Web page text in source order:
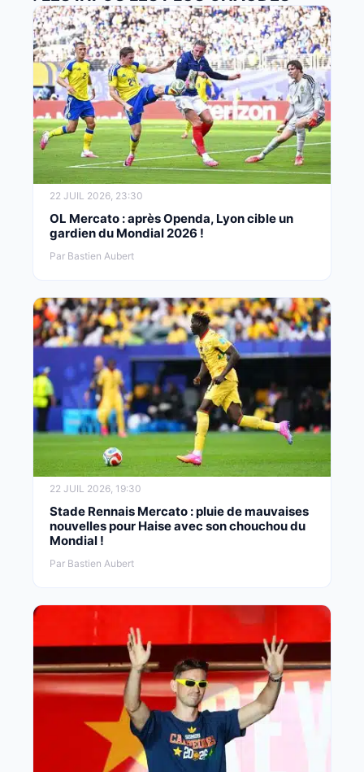
22 JUIL 2026, 23:30
OL Mercato : après Openda, Lyon cible un
gardien du Mondial 2026 !
Par Bastien Aubert
22 JUIL 2026, 19:30
Stade Rennais Mercato : pluie de mauvaises
nouvelles pour Haise avec son chouchou du
Mondial !
Par Bastien Aubert